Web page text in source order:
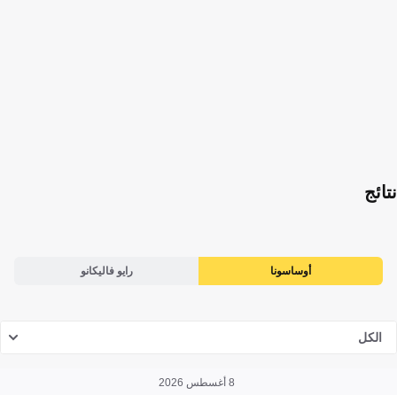
نتائج
أوساسونا رايو فاليكانو
الكل
8 أغسطس 2026